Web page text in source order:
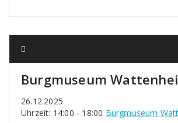
Burgmuseum
26.12.2025
Uhrzeit: 14:00 - 18:00 Burgmuseum